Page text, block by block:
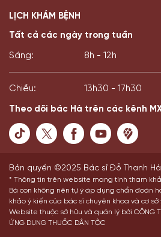
LỊCH KHÁM BỆNH
Tất cả các ngày trong tuần
Sáng: 8h - 12h
Chiều: 13h30 - 17h30
Theo dõi bác Hà trên các kênh
Bản quyền ©2025 Bác sĩ Đỗ Thanh Hà
* Thông tin trên website mang tính tham
Bà con không nên tự ý áp dụng chẩn đoán
khảo ý kiến của bác sĩ chuyên khoa và cơ sở
Website thuộc sở hữu và quản lý bởi CÔNG
ỨNG DỤNG THUỐC DÂN TỘC